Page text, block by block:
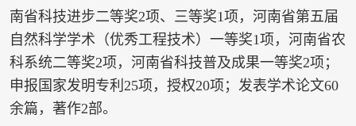
南省科技进步二等奖2项、三等奖1项，河南省第五届
自然科学学术（优秀工程技术）一等奖1项，河南省农
科系统二等奖2项，河南省科技普及成果一等奖2项；
申报国家发明专利25项，授权20项；发表学术论文60
余篇，著作2部。